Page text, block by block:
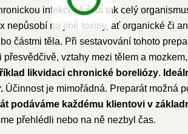
infekci. Vyčistí tak celý
nepůsobí na jiné toxiny, ať organické či
částmi těla. Při sestavování tohoto
vztahy mezi tělem a
likvidaci chronické boreliózy.
Účinnost je mimořádná. Preparát možná
podáváme každému klientovi v
přehlédli nebo na ně nezbyl čas.